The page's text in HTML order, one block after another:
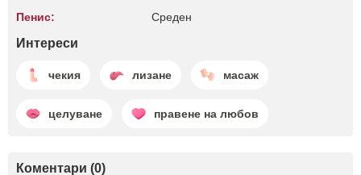
Пенис: Среден
Интереси
чекия лизане масаж
целуване правене на любов
Коментари (0)